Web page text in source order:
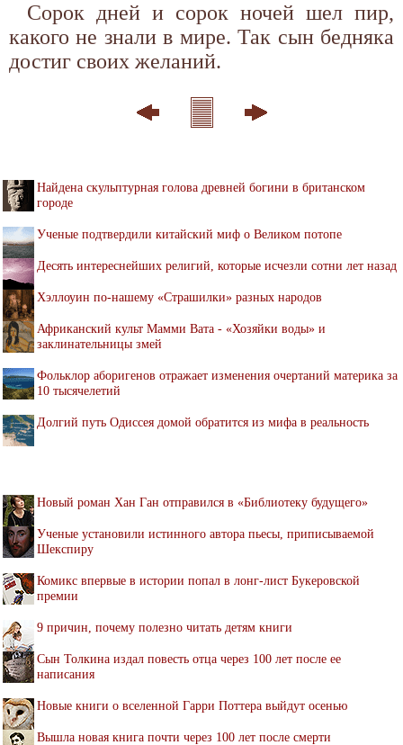
Сорок дней и сорок ночей шел пир,
какого не знали в мире. Так сын бедняка
достиг своих желаний.
Найдена скульптурная голова древней богини в британском
городе
Ученые подтвердили китайский миф о Великом потопе
Десять интереснейших религий, которые исчезли сотни лет назад
Хэллоуин по-нашему «Страшилки» разных народов
Африканский культ Мамми Вата - «Хозяйки воды» и
заклинательницы змей
Фольклор аборигенов отражает изменения очертаний материка за
10 тысячелетий
Долгий путь Одиссея домой обратится из мифа в реальность
Новый роман Хан Ган отправился в «Библиотеку будущего»
Ученые установили истинного автора пьесы, приписываемой
Шекспиру
Комикс впервые в истории попал в лонг-лист Букеровской
премии
9 причин, почему полезно читать детям книги
Сын Толкина издал повесть отца через 100 лет после ее
написания
Новые книги о вселенной Гарри Поттера выйдут осенью
Вышла новая книга почти через 100 лет после смерти